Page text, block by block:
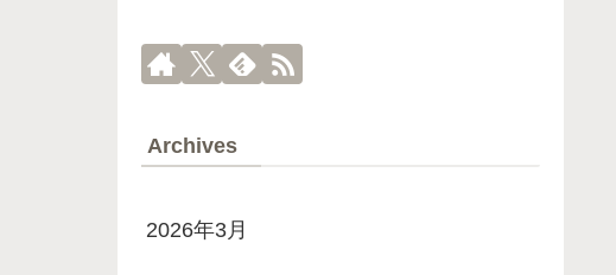
Archives
2026年3月